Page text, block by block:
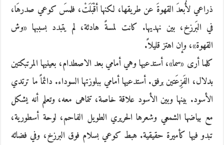
ذراعي لأُبعدَ القهوةَ عن طريقها، لكنها أقْبَلَتْ، فلمسَ كوعي صدرهَا،
في البَرزخ، بين نهديها. كانت لمسةً هادئة، لم يتبدد بسببها «وش
القهوة»، وإن اهتز قليلاً.
كلما أرى «سما»، أستدعيها وهي أمامي بعد الاصطدام، بعينيها المرتبكتين
بدلال، الفَزِعَتين برفق. أستدعيها أمامي ببلوزتها السوداء. دائماً ما ترتدي
الأسود. بينها وبين الأسود علاقة خاصة، تتماهى معه، وتعلم أنه يشكل
مع بياضها الشمعي وشعرها الحريري الطويل الفاحم، لوحة أسطورية،
تبدو فيها كأميرة حقيقية. هبط كوعي بسلام فوق البرزخ، وفي فضائه